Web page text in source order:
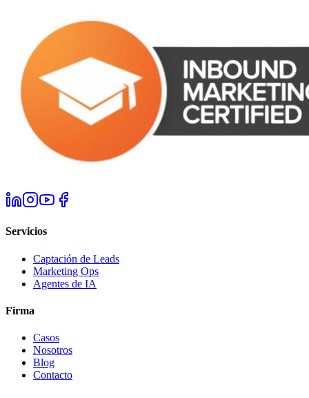
Servicios
Captación de Leads
Marketing Ops
Agentes de IA
Firma
Casos
Nosotros
Blog
Contacto